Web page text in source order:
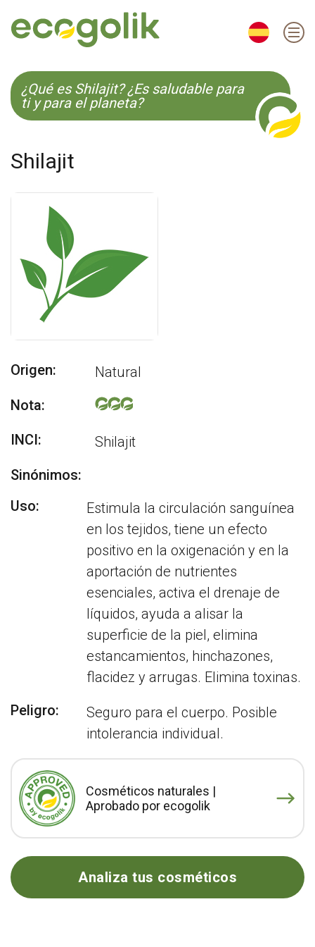
EN ES CS KO
¿Qué es Shilajit? ¿Es saludable para
ti y para el planeta?
Shilajit
Origen:
Natural
Nota:
INCI:
Shilajit
Sinónimos:
Uso:
Estimula la circulación sanguínea
en los tejidos, tiene un efecto
positivo en la oxigenación y en la
aportación de nutrientes
esenciales, activa el drenaje de
líquidos, ayuda a alisar la
superficie de la piel, elimina
estancamientos, hinchazones,
flacidez y arrugas. Elimina toxinas.
Peligro:
Seguro para el cuerpo. Posible
intolerancia individual.
Cosméticos naturales |
Aprobado por ecogolik
Analiza tus cosméticos